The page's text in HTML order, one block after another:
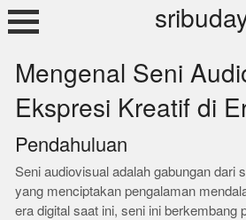
Skip
to
Mengenal Seni
Ekspresi Kreatif di
Pendahuluan
Seni audiovisual adalah gabungan dari
yang menciptakan pengalaman
era digital saat ini, seni ini berkembang